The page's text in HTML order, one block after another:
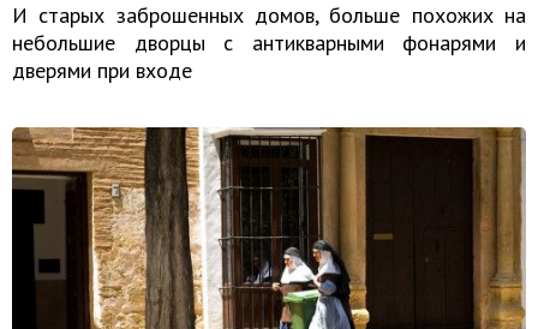
И старых заброшенных домов, больше похожих на
небольшие дворцы с антикварными фонарями и
дверями при входе